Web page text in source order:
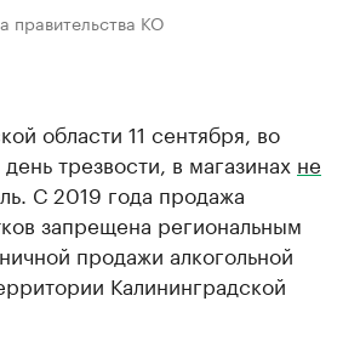
правительства КО
области 11 сентября, во
трезвости, в магазинах не
С 2019 года продажа
запрещена региональным
продажи алкогольной
Калининградской